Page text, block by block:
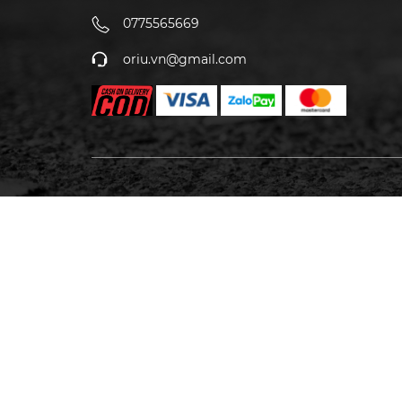
0775565669
oriu.vn@gmail.com